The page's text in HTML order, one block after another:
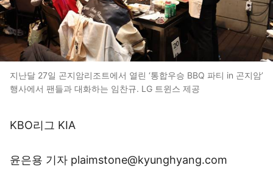
지난달 27일 곤지암리조트에서 열린 ‘통합우승 BBQ 파티 in 곤지암’
행사에서 팬들과 대화하는 임찬규. LG 트윈스 제공
KBO리그 KIA
윤은용 기자 plaimstone@kyunghyang.com